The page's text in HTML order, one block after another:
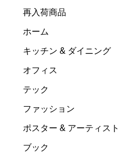
再入荷商品
ホーム
キッチン & ダイニング
オフィス
テック
ファッション
ポスター & アーティスト
ブック